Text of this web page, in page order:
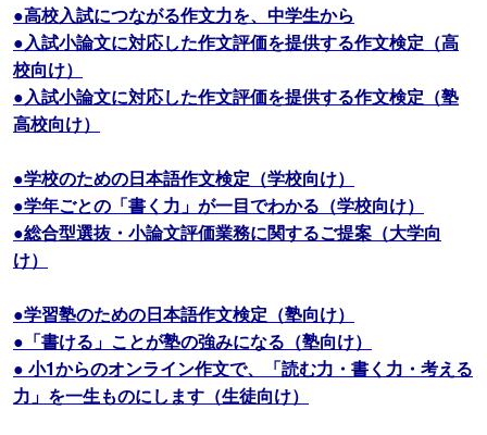
●高校入試につながる作文力を、中学生から
●入試小論文に対応した作文評価を提供する作文検定（高
校向け）
●入試小論文に対応した作文評価を提供する作文検定（塾
高校向け）
●学校のための日本語作文検定（学校向け）
●学年ごとの「書く力」が一目でわかる（学校向け）
●総合型選抜・小論文評価業務に関するご提案（大学向
け）
●学習塾のための日本語作文検定（塾向け）
●「書ける」ことが塾の強みになる（塾向け）
● 小1からのオンライン作文で、「読む力・書く力・考える
力」を一生ものにします（生徒向け）